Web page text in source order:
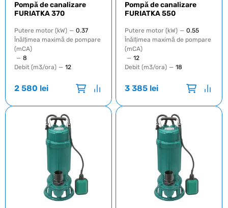
Pompă de canalizare
FURIATKA 370
Putere motor (kW) — 0.37
Înălțimea maximă de pompare
(mCA)
— 8
Debit (m3/ora) — 12
2 580 lei
Pompă de canalizare
FURIATKA 550
Putere motor (kW) — 0.55
Înălțimea maximă de pompare
(mCA)
— 12
Debit (m3/ora) — 18
3 385 lei